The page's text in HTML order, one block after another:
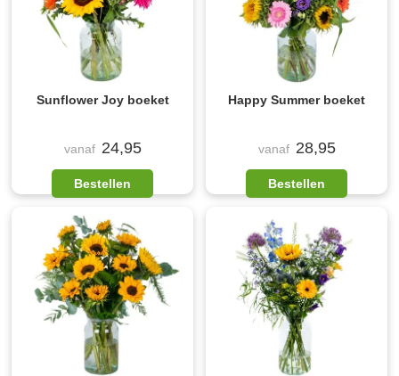
Sunflower Joy boeket
vanaf 24,95
Bestellen
Happy Summer boeket
vanaf 28,95
Bestellen